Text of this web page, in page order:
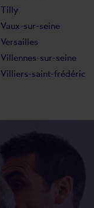
Tilly
Vaux-sur-seine
Versailles
Villennes-sur-seine
Villiers-saint-frédéric